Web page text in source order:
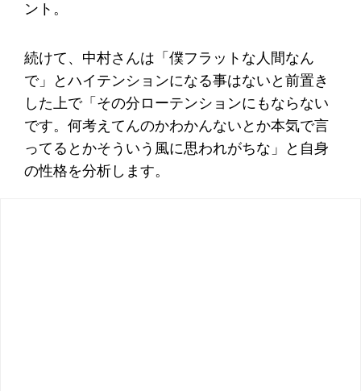
ント。
続けて、中村さんは「僕フラットな人間なん
で」とハイテンションになる事はないと前置き
した上で「その分ローテンションにもならない
です。何考えてんのかわかんないとか本気で言
ってるとかそういう風に思われがちな」と自身
の性格を分析します。